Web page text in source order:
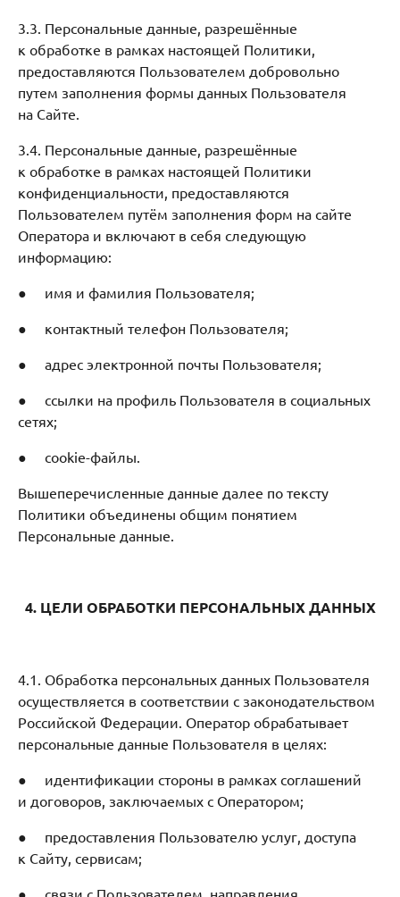
3.3. Персональные данные, разрешённые
к обработке в рамках настоящей Политики,
предоставляются Пользователем добровольно
путем заполнения формы данных Пользователя
на Сайте.
3.4. Персональные данные, разрешённые
к обработке в рамках настоящей Политики
конфиденциальности, предоставляются
Пользователем путём заполнения форм на сайте
Оператора и включают в себя следующую
информацию:
● имя и фамилия Пользователя;
● контактный телефон Пользователя;
● адрес электронной почты Пользователя;
● ссылки на профиль Пользователя в социальных
сетях;
● cookie-файлы.
Вышеперечисленные данные далее по тексту
Политики объединены общим понятием
Персональные данные.
4. ЦЕЛИ ОБРАБОТКИ ПЕРСОНАЛЬНЫХ ДАННЫХ
4.1. Обработка персональных данных Пользователя
осуществляется в соответствии с законодательством
Российской Федерации. Оператор обрабатывает
персональные данные Пользователя в целях:
● идентификации стороны в рамках соглашений
и договоров, заключаемых с Оператором;
● предоставления Пользователю услуг, доступа
к Сайту, сервисам;
● связи с Пользователем, направления